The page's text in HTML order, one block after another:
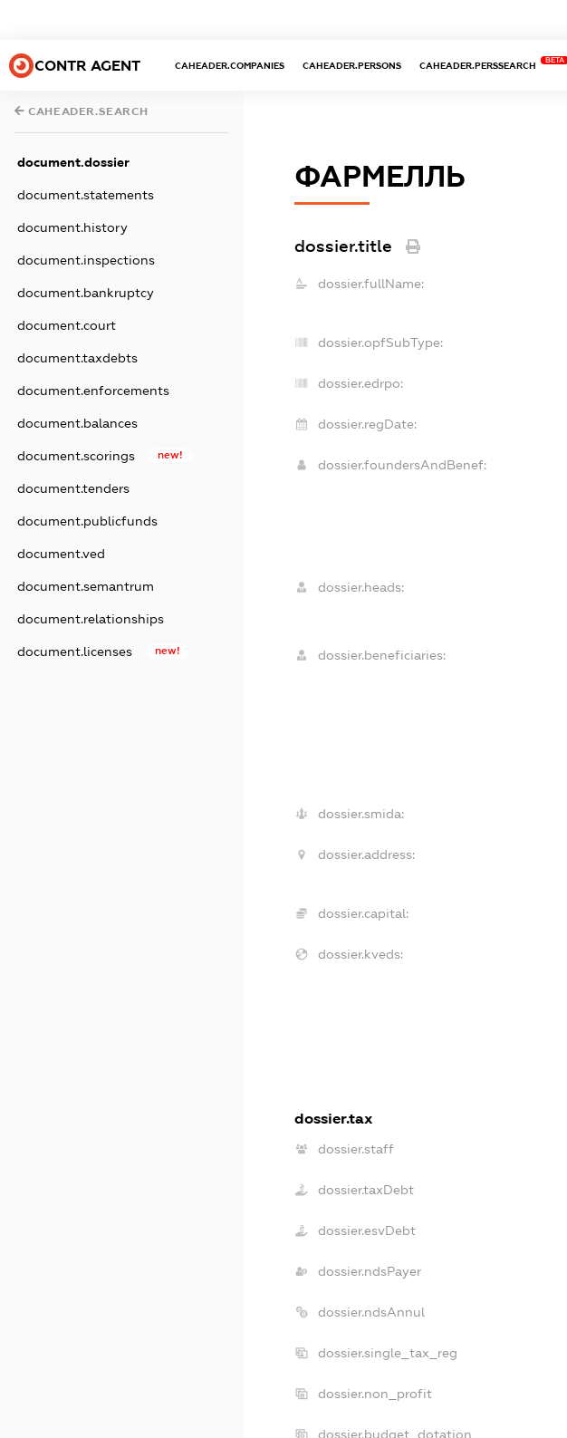
CONTR AGENT CAHEADER.COMPANIES CAHEADER.PERSONS CAHEADER.PERSSEARCH
BETA
CAHEADER.SEARCH
document.dossier
document.statements
document.history
document.inspections
document.bankruptcy
document.court
document.taxdebts
document.enforcements
document.balances
document.scorings new!
document.tenders
document.publicfunds
document.ved
document.semantrum
document.relationships
document.licenses new!
ФАРМЕЛЛЬ
dossier.title
dossier.fullName:
dossier.opfSubType:
dossier.edrpo:
dossier.regDate:
dossier.foundersAndBenef:
dossier.heads:
dossier.beneficiaries:
dossier.smida:
dossier.address:
dossier.capital:
dossier.kveds:
dossier.tax
dossier.staff
dossier.taxDebt
dossier.esvDebt
dossier.ndsPayer
dossier.ndsAnnul
dossier.single_tax_reg
dossier.non_profit
dossier.budget_dotation